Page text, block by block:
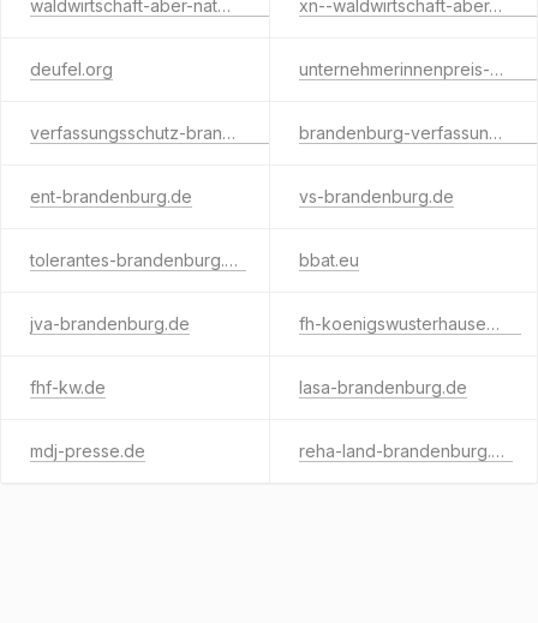
waldwirtschaft-aber-natuerlich.de xn--waldwirtschaft-aber-natrlich-o7c.de
deufel.org unternehmerinnenpreis-brandenburg.de
verfassungsschutz-brandenburg.de brandenburg-verfassungsschutz.de
ent-brandenburg.de vs-brandenburg.de
tolerantes-brandenburg.de bbat.eu
jva-brandenburg.de fh-koenigswusterhausen.de
fhf-kw.de lasa-brandenburg.de
mdj-presse.de reha-land-brandenburg.de